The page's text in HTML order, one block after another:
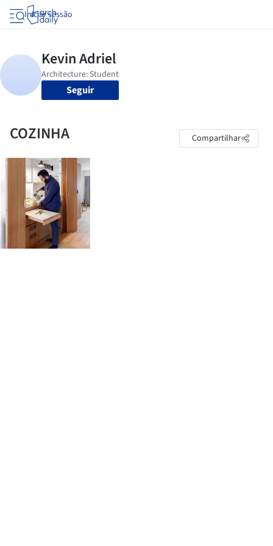
Iniciar sessão
Seguir
COZINHA Compartilhar